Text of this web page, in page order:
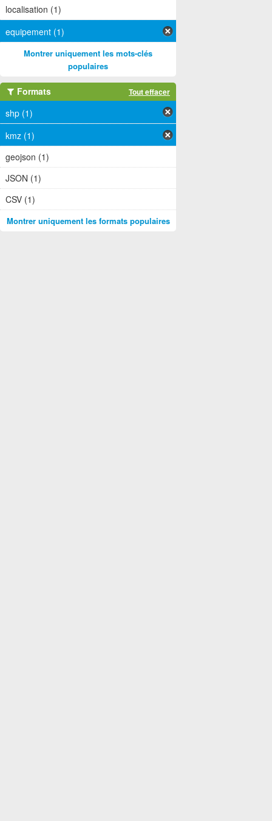
localisation (1)
equipement (1)
Montrer uniquement les mots-clés
populaires
Formats Tout effacer
shp (1)
kmz (1)
geojson (1)
JSON (1)
CSV (1)
Montrer uniquement les formats populaires